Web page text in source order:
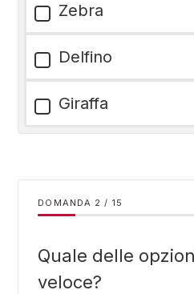
Zebra
Delfino
Giraffa
DOMANDA / 15
Quale delle
veloce?